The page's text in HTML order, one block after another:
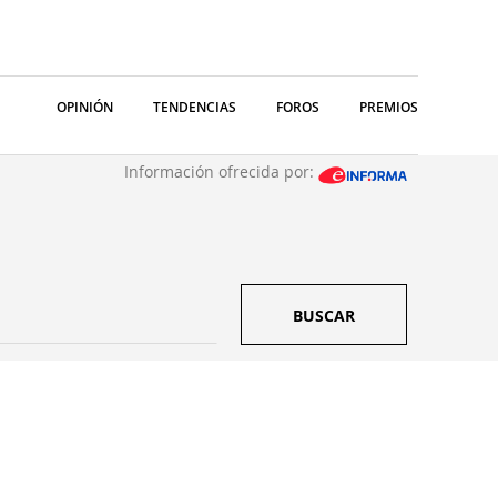
OPINIÓN TENDENCIAS FOROS PREMIOS
Información ofrecida por:
BUSCAR